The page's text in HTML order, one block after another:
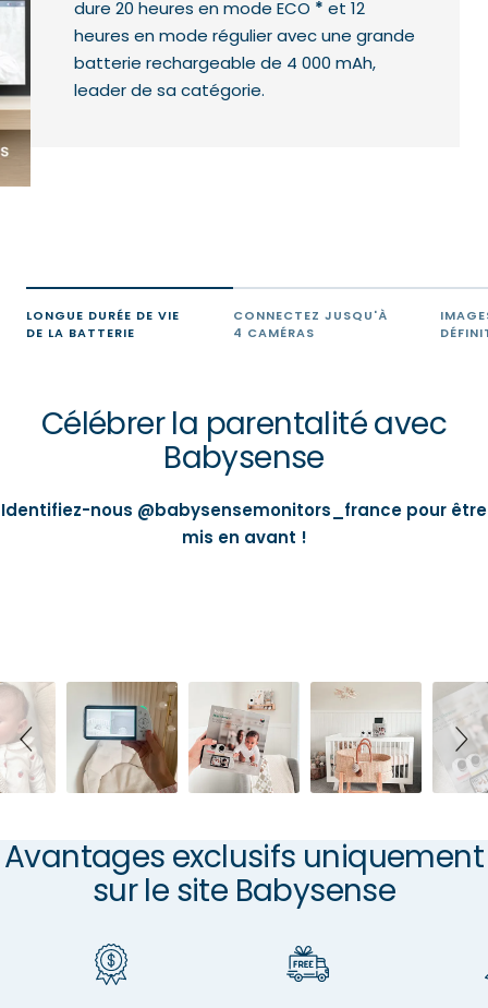
dure 20 heures en mode ECO * et 12
heures en mode régulier avec une grande
batterie rechargeable de 4 000 mAh,
leader de sa catégorie.
LONGUE DURÉE DE VIE
DE LA BATTERIE
CONNECTEZ JUSQU'À
4 CAMÉRAS
Célébrer la parentalité avec
Babysense
Identifiez-nous @babysensemonitors_france pour être
mis en avant !
Slideshow
Slide
controls
Avantages exclusifs uniquement
sur le site Babysense